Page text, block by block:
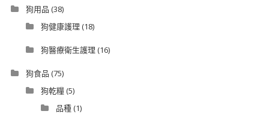
狗用品 (38)
狗健康護理 (18)
狗醫療衛生護理 (16)
狗食品 (75)
狗乾糧(5)
品種(1)